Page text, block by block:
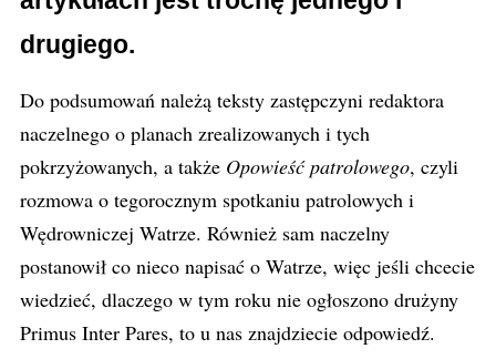
drugiego.
Do podsumowań należą teksty zastępczyni redaktora
naczelnego o planach zrealizowanych i tych
pokrzyżowanych, a także Opowieść patrolowego, czyli
rozmowa o tegorocznym spotkaniu patrolowych i
Wędrowniczej Watrze. Również sam naczelny
postanowił co nieco napisać o Watrze, więc jeśli chcecie
wiedzieć, dlaczego w tym roku nie ogłoszono drużyny
Primus Inter Pares, to u nas znajdziecie odpowiedź.